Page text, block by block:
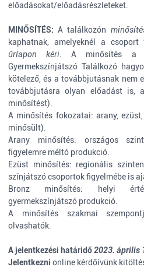
előadásokat/előadásrészleteket.
MINŐSÍTÉS: A találkozón
kaphatnak, amelyeknél a
űrlapon kéri . A minősítés a
Gyermekszínjátszó Találkozó
kötelező, és a továbbjutásnak nem
továbbjutásra olyan előadást is,
minősítést).
A minősítés fokozatai: arany,
minősült).
Arany minősítés: országos
figyelemre méltó produkció.
Ezüst minősítés: regionális
színjátszó csoportok figyelmébe is
Bronz minősítés: helyi
gyermekszínjátszó produkció.
A minősítés szakmai
olvashatók.
A jelentkezési határidő2023. április
Jelentkezni online kérdőívünk